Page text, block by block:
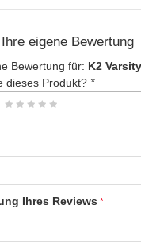
eigene Bewertung
Bewertung für: K2
dieses Produkt? *
Ihres Reviews